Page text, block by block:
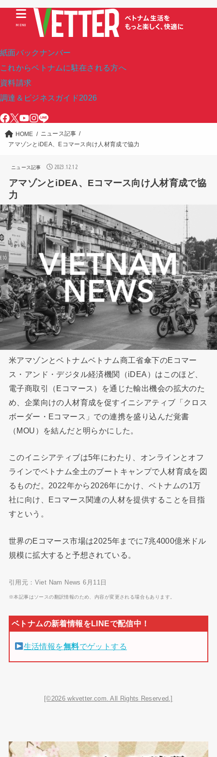
紙面バックナンバー
これからベトナムに駐在される方へ
資料請求
調達＆ビジネスガイド2026
MENU
HOME
ニュース記事
アマゾンとiDEA、Eコマース向け人材育成で協力
ニュース記事 2023.12.12
アマゾンとiDEA、Eコマース向け人材育成で協
力
米アマゾンとベトナムベトナム商工省傘下のEコマー
ス・アンド・デジタル経済機関（iDEA）はこのほど、
電子商取引（Eコマース）を通じた輸出機会の拡大のた
め、企業向けの人材育成を促すイニシアティブ「クロス
ボーダー・Eコマース」での連携を盛り込んだ覚書
（MOU）を結んだと明らかにした。
このイニシアティブは5年にわたり、オンラインとオフ
ラインでベトナム全土のブートキャンプで人材育成を図
るものだ。2022年から2026年にかけ、ベトナムの1万
社に向け、Eコマース関連の人材を提供することを目指
すという。
世界のEコマース市場は2025年までに7兆4000億米ドル
規模に拡大すると予想されている。
引用元：Viet Nam News 6月11日
※本記事はソースの翻訳情報のため、内容が変更される場合もあります。
生活情報を無料でゲットする
[©2026 wkvetter.com. All Rights Reserved.]